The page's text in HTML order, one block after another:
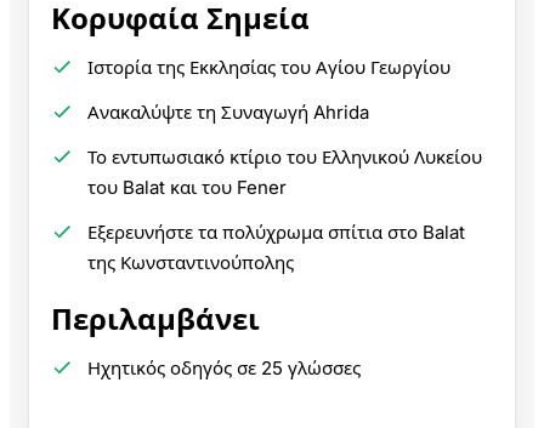
Κορυφαία Σημεία
Ιστορία της Εκκλησίας του Αγίου Γεωργίου
Ανακαλύψτε τη Συναγωγή Ahrida
Το εντυπωσιακό κτίριο του Ελληνικού Λυκείου
του Balat και του Fener
Εξερευνήστε τα πολύχρωμα σπίτια στο Balat
της Κωνσταντινούπολης
Περιλαμβάνει
Ηχητικός οδηγός σε 25 γλώσσες